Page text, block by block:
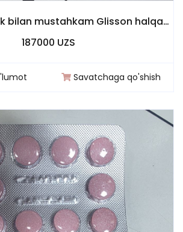
Gorizontal tirgak bilan mustahkam Glisson halqasi, bo'yinni kengaytirish uchun
187000 UZS
Savatchaga qo'shish